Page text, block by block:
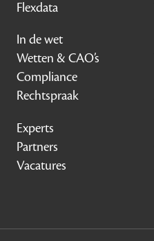
Flexdata
In de wet
Wetten & CAO’s
Compliance
Rechtspraak
Experts
Partners
Vacatures